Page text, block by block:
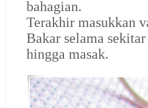
bahagian.
Terakhir masukkan
Bakar selama
hingga masak.